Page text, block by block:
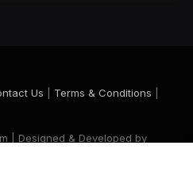
Us Terms & Conditions
| Designed & Developed by